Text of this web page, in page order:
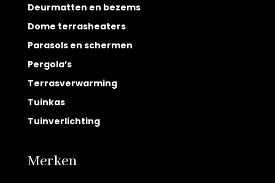
Deurmatten en bezems
Dome terrasheaters
Parasols en schermen
Pergola’s
Terrasverwarming
Tuinkas
Tuinverlichting
Merken